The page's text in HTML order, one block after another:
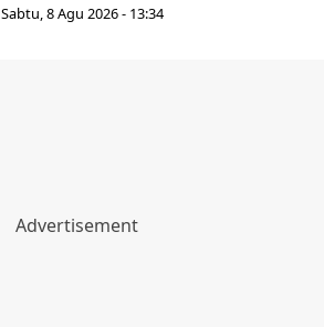
Sabtu, 8 Agu 2026 - 13:34